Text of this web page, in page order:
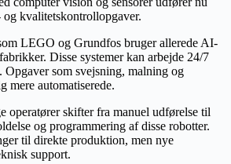
kvalitetskontrollopgaver.
LEGO og Grundfos bruger allerede AI-
Disse systemer kan arbejde 24/7
som svejsning, malning og
mere automatiserede.
operatører skifter fra manuel udførelse til
og programmering af disse robotter.
til direkte produktion, men nye
support.